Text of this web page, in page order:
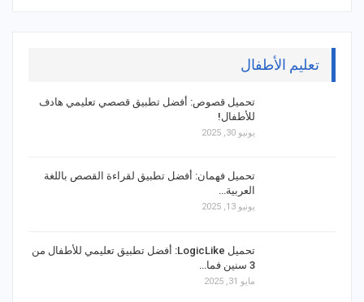
تعليم الأطفال
تحميل قصوص: أفضل تطبيق قصصي تعليمي هادف
للأطفال!
يونيو 30, 2025
تحميل فهمان: أفضل تطبيق لقراءة القصص باللغة
العربية…
يونيو 13, 2025
تحميل LogicLike: أفضل تطبيق تعليمي للأطفال من
3 سنين فما…
مايو 31, 2025